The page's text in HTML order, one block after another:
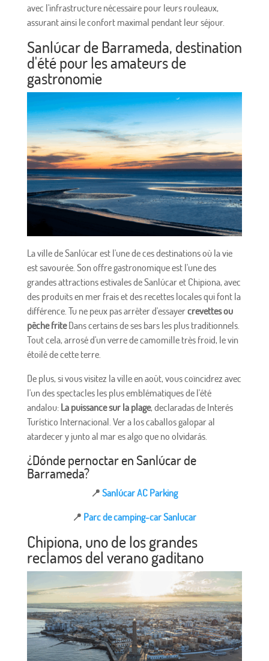
avec l'infrastructure nécessaire pour leurs rouleaux,
assurant ainsi le confort maximal pendant leur séjour.
Sanlúcar de Barrameda, destination
d'été pour les amateurs de
gastronomie
La ville de Sanlúcar est l'une de ces destinations où la vie
est savourée. Son offre gastronomique est l'une des
grandes attractions estivales de Sanlúcar et Chipiona, avec
des produits en mer frais et des recettes locales qui font la
différence. Tu ne peux pas arrêter d'essayercrevettes ou
pêche friteDans certains de ses bars les plus traditionnels.
Tout cela, arrosé d'un verre de camomille très froid, le vin
étoilé de cette terre.
De plus, si vous visitez la ville en août, vous coïncidrez avec
l'un des spectacles les plus emblématiques de l'été
andalou: La puissance sur la plage, declaradas de Interés
Turístico Internacional. Ver a los caballos galopar al
atardecer y junto al mar es algo que no olvidarás.
¿Dónde pernoctar en Sanlúcar de
Barrameda?
📍 Sanlúcar AC Parking
📍 Parc de camping-car Sanlucar
Chipiona, uno de los grandes
reclamos del verano gaditano